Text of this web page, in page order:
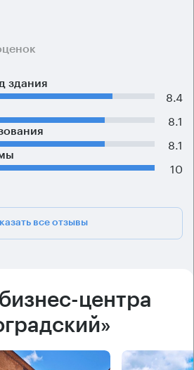
здания
8.4
8.1
8.1
10
все отзывы
центра